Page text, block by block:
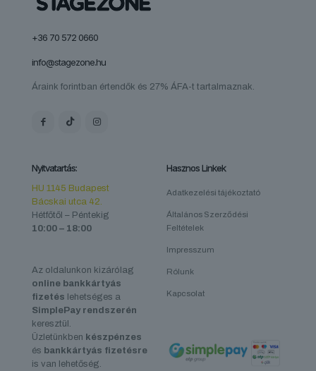
+36 70 572 0660
info@stagezone.hu
Áraink forintban értendők és 27% ÁFA-t tartalmaznak.
Nyitvatartás:
HU 1145 Budapest
Bácskai utca 42.
Hétfőtől – Péntekig
10:00 – 18:00
Az oldalunkon kizárólag
online bankkártyás
fizetés lehetséges a
SimplePay rendszerén
keresztül.
Üzletünkben készpénzes
és bankkártyás fizetésre
is van lehetőség.
Hasznos Linkek
Adatkezelési tájékoztató
Általános Szerződési
Feltételek
Impresszum
Rólunk
Kapcsolat